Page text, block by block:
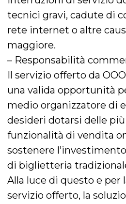
tecnici gravi, cadute di
rete internet o altre
maggiore.
– Responsabilità
Il servizio offerto da
una valida opportunità
medio organizzatore di
desideri dotarsi delle
funzionalità di vendita
sostenere
di biglietteria
Alla luce di questo e per
servizio offerto, la